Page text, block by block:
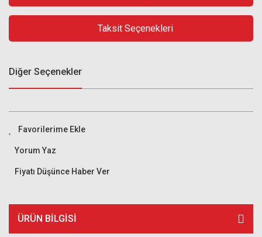
Taksit Seçenekleri
Diğer Seçenekler
Yorum Yaz
Fiyatı Düşünce Haber Ver
ÜRÜN BILGISI